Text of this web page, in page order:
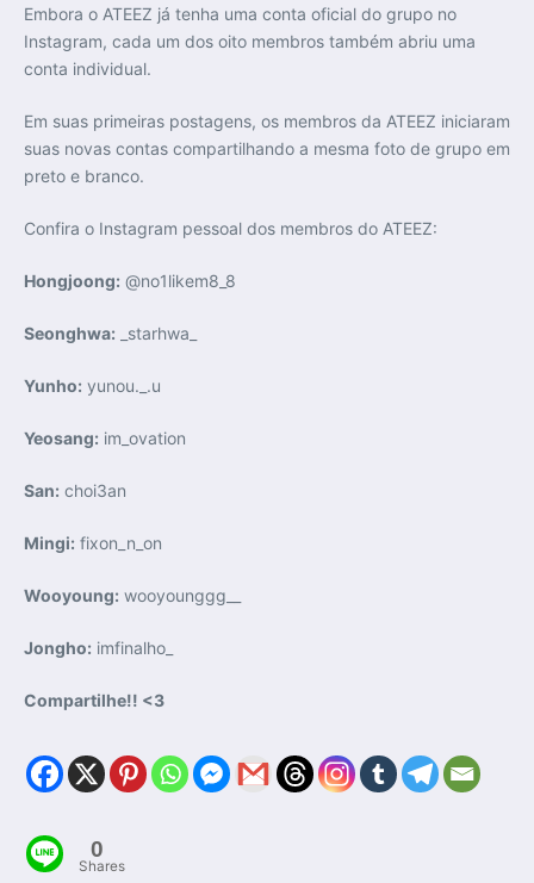
Embora o ATEEZ já tenha uma conta oficial do grupo no
Instagram, cada um dos oito membros também abriu uma
conta individual.
Em suas primeiras postagens, os membros da ATEEZ iniciaram
suas novas contas compartilhando a mesma foto de grupo em
preto e branco.
Confira o Instagram pessoal dos membros do ATEEZ:
Hongjoong: @no1likem8_8
Seonghwa: _starhwa_
Yunho: yunou._.u
Yeosang: im_ovation
San: choi3an
Mingi: fixon_n_on
Wooyoung: wooyounggg__
Jongho: imfinalho_
Compartilhe!! <3
0
Shares